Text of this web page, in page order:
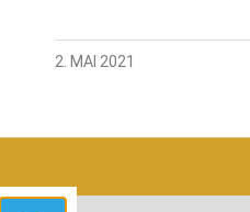
2. MAI 2021